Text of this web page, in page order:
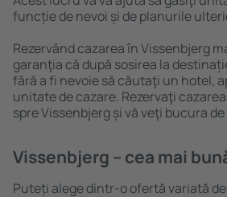
funcție de nevoi și de planurile
Rezervând cazarea în Vissenbjerg
garanţia că după sosirea la
fără a fi nevoie să căutaţi un hotel,
unitate de cazare. Rezervaţi
spre Vissenbjerg și vă veţi bucura
Vissenbjerg – cea mai
Puteți alege dintr-o ofertă variată